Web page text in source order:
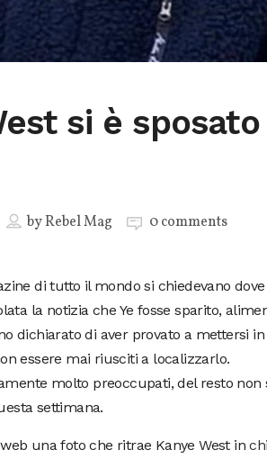
si è
byRebel Mag 0 comments
di tutto il mondo si chiedevano dove
la notizia che Ye fosse sparito,
dichiarato di aver provato a mettersi
essere mai riusciti a localizzarlo.
molto preoccupati, del resto
settimana.
una foto che ritrae Kanye West in